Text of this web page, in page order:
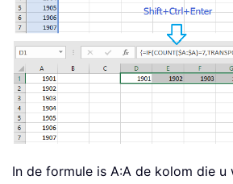
In de formule is A:A de kolom die u